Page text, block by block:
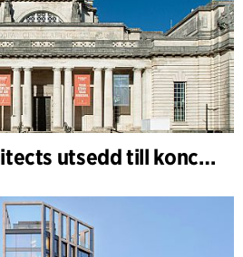
C.F. Møller Architects utsedd till konceptarkitekt för projektet National Museum Cardiff